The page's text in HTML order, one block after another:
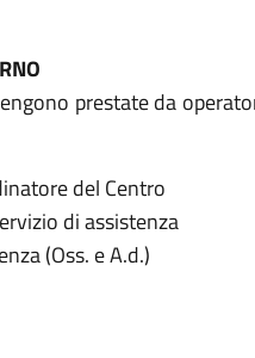
prestate da
del Centro
di assistenza
(Oss. e A.d.)